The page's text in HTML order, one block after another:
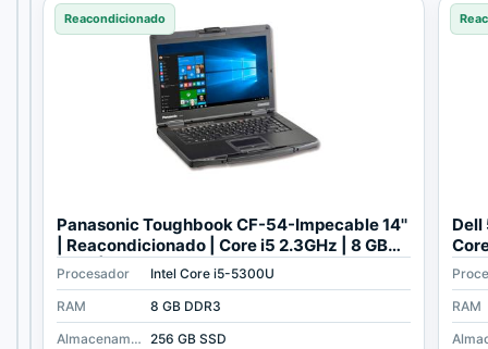
Reacondicionado
Procesador
Intel Core i5-6300U
RAM
16 GB DDR3
Almacenamiento 512 GB SSD
Reacondicionado
Procesador
Intel Core i5-8365U
RAM
8 GB DDR4
Almacenamiento 512 GB SSD
Reacondicionado
Panasonic Toughbook CF-54-Impecable 14''
| Reacondicionado | Core i5 2.3GHz | 8 GB
RAM | 256 GB SSD 1366x768
Procesador
Intel Core i5-5300U
RAM
8 GB DDR3
Almacenamiento
256 GB SSD
Dell
RAM